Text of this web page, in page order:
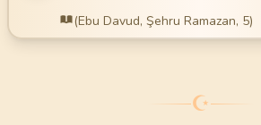
(Ebu Davud, Şehru Ramazan, 5)
☪